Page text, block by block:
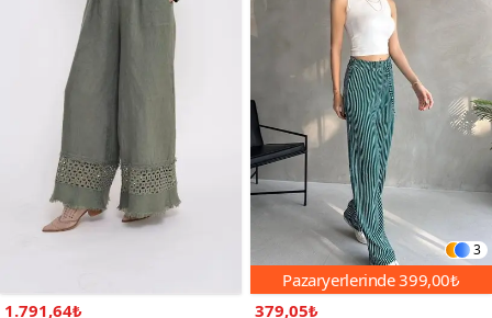
1.791,64₺
3
Pazaryerlerinde399,00₺
379,05₺